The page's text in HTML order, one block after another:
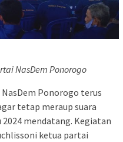
NasDem Ponorogo
Ponorogo terus
tetap meraup suara
mendatang. Kegiatan
ketua partai